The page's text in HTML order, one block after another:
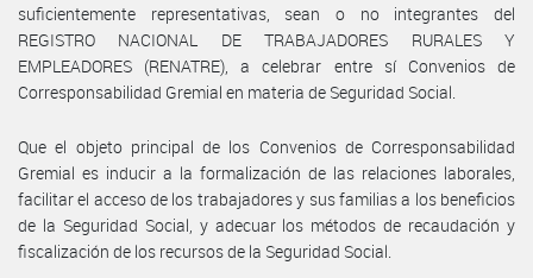
suficientemente representativas, sean o no integrantes del
REGISTRO NACIONAL DE TRABAJADORES RURALES Y
EMPLEADORES (RENATRE), a celebrar entre sí Convenios de
Corresponsabilidad Gremial en materia de Seguridad Social.
Que el objeto principal de los Convenios de Corresponsabilidad
Gremial es inducir a la formalización de las relaciones laborales,
facilitar el acceso de los trabajadores y sus familias a los beneficios
de la Seguridad Social, y adecuar los métodos de recaudación y
fiscalización de los recursos de la Seguridad Social.